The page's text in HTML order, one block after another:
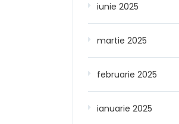
iunie 2025
martie 2025
februarie 2025
ianuarie 2025